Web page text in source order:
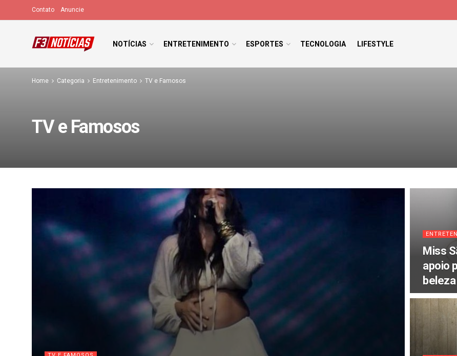
Contato Anuncie
NOTÍCIAS ENTRETENIMENTO ESPORTES TECNOLOGIA LIFESTYLE
Home Categoria Entretenimento TV e Famosos
TV e Famosos
Miss
apoio
beleza